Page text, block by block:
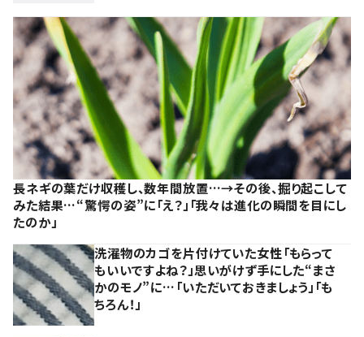
長ネギの葉だけ収穫し、数年間放置…→その後、掘り起こして
みた結果…“驚愕の姿”に「え？」「我々は進化の瞬間を目にし
たのか」
洗濯物のカゴを片付けていた女性「もらって
もいいですよね？」思いがけず手にした“まさ
かのモノ”に…「いただいておきましょう」「も
ちろん！」